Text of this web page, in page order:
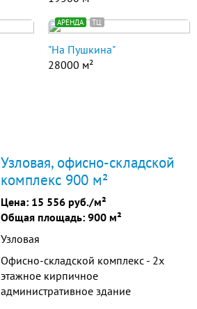
АРЕНДА ТЦ
"На Пушкина"
28000 м²
Узловая, офисно-складской
комплекс 900 м²
Цена: 15 556 руб./м²
Общая площадь: 900 м²
Узловая
Офисно-складской комплекс - 2х
этажное кирпичное
административное здание